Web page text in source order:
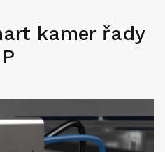
kamer řady
P